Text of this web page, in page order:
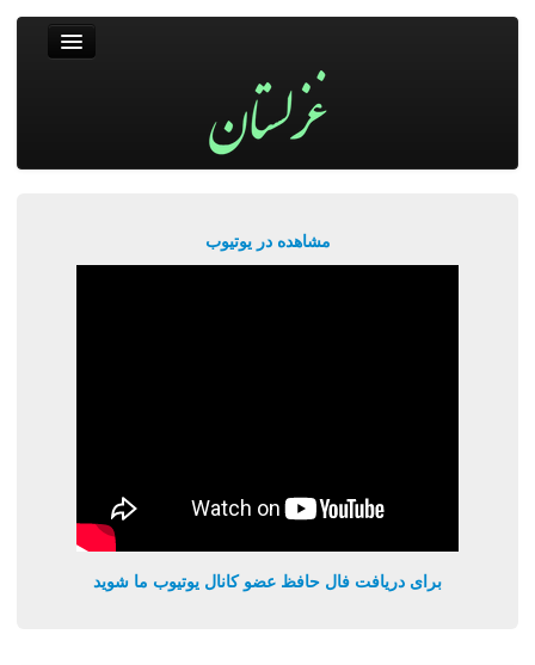
مشاهده در یوتیوب
برای دریافت فال حافظ عضو کانال یوتیوب ما شوید